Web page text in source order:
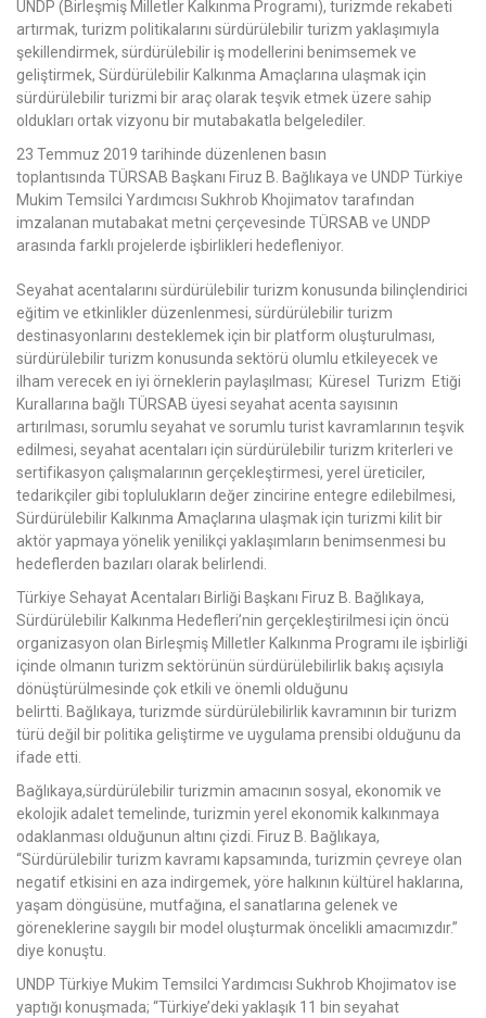
UNDP (Birleşmiş Milletler Kalkınma Programı), turizmde rekabeti
artırmak, turizm politikalarını sürdürülebilir turizm yaklaşımıyla
şekillendirmek, sürdürülebilir iş modellerini benimsemek ve
geliştirmek, Sürdürülebilir Kalkınma Amaçlarına ulaşmak için
sürdürülebilir turizmi bir araç olarak teşvik etmek üzere sahip
oldukları ortak vizyonu bir mutabakatla belgelediler.
23 Temmuz 2019 tarihinde düzenlenen basın
toplantısında TÜRSAB Başkanı Firuz B. Bağlıkaya ve UNDP Türkiye
Mukim Temsilci Yardımcısı Sukhrob Khojimatov tarafından
imzalanan mutabakat metni çerçevesinde TÜRSAB ve UNDP
arasında farklı projelerde işbirlikleri hedefleniyor.
Seyahat acentalarını sürdürülebilir turizm konusunda bilinçlendirici
eğitim ve etkinlikler düzenlenmesi, sürdürülebilir turizm
destinasyonlarını desteklemek için bir platform oluşturulması,
sürdürülebilir turizm konusunda sektörü olumlu etkileyecek ve
ilham verecek en iyi örneklerin paylaşılması; Küresel Turizm Etiği
Kurallarına bağlı TÜRSAB üyesi seyahat acenta sayısının
artırılması, sorumlu seyahat ve sorumlu turist kavramlarının teşvik
edilmesi, seyahat acentaları için sürdürülebilir turizm kriterleri ve
sertifikasyon çalışmalarının gerçekleştirmesi, yerel üreticiler,
tedarikçiler gibi toplulukların değer zincirine entegre edilebilmesi,
Sürdürülebilir Kalkınma Amaçlarına ulaşmak için turizmi kilit bir
aktör yapmaya yönelik yenilikçi yaklaşımların benimsenmesi bu
hedeflerden bazıları olarak belirlendi.
Türkiye Sehayat Acentaları Birliği Başkanı Firuz B. Bağlıkaya,
Sürdürülebilir Kalkınma Hedefleri’nin gerçekleştirilmesi için öncü
organizasyon olan Birleşmiş Milletler Kalkınma Programı ile işbirliği
içinde olmanın turizm sektörünün sürdürülebilirlik bakış açısıyla
dönüştürülmesinde çok etkili ve önemli olduğunu
belirtti. Bağlıkaya, turizmde sürdürülebilirlik kavramının bir turizm
türü değil bir politika geliştirme ve uygulama prensibi olduğunu da
ifade etti.
Bağlıkaya,sürdürülebilir turizmin amacının sosyal, ekonomik ve
ekolojik adalet temelinde, turizmin yerel ekonomik kalkınmaya
odaklanması olduğunun altını çizdi. Firuz B. Bağlıkaya,
“Sürdürülebilir turizm kavramı kapsamında, turizmin çevreye olan
negatif etkisini en aza indirgemek, yöre halkının kültürel haklarına,
yaşam döngüsüne, mutfağına, el sanatlarına gelenek ve
göreneklerine saygılı bir model oluşturmak öncelikli amacımızdır.”
diye konuştu.
UNDP Türkiye Mukim Temsilci Yardımcısı Sukhrob Khojimatov ise
yaptığı konuşmada; “Türkiye’deki yaklaşık 11 bin seyahat